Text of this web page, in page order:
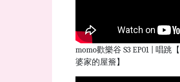
momo歡樂谷 S3 EP01 | 唱跳
婆家的屋簷】